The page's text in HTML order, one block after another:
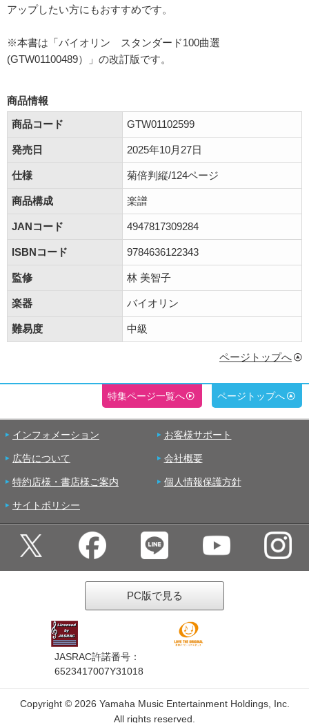
アップしたい方にもおすすめです。
※本書は「バイオリン スタンダード100曲選
(GTW01100489）」の改訂版です。
商品情報
商品コード
GTW01102599
発売日 2025年10月27日
仕様 菊倍判縦/124ページ
商品構成 楽譜
JANコード 4947817309284
ISBNコード 9784636122343
監修 林 美智子
楽器 バイオリン
難易度 中級
ページトップへ
特集ページ一覧へ ページトップへ
インフォメーション お客様サポート
広告について 会社概要
特約店様・書店様ご案内 個人情報保護方針
サイトポリシー
PC版で見る
JASRAC許諾番号：
6523417007Y31018
Copyright © 2026 Yamaha Music Entertainment Holdings, Inc.
All rights reserved.